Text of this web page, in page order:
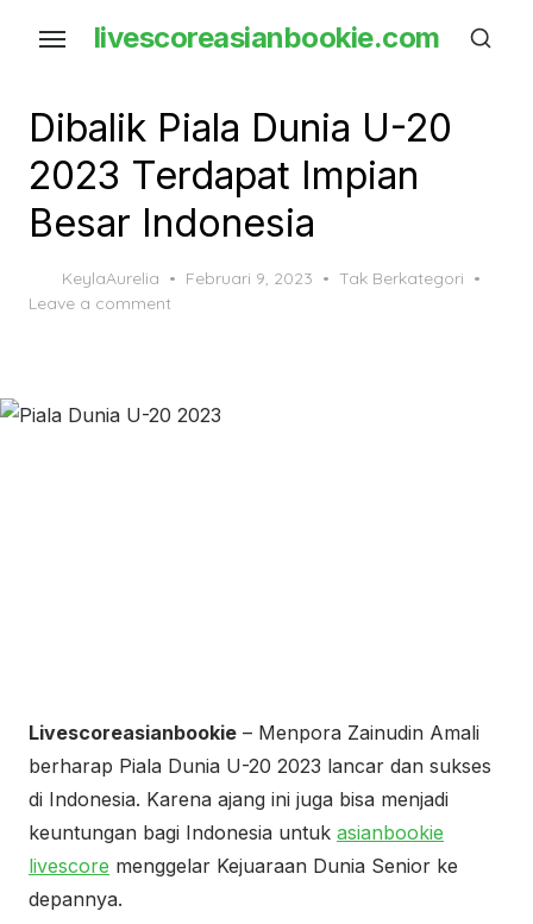
content
livescoreasianbookie.com
Dibalik Piala Dunia U-20
2023 Terdapat Impian
Besar Indonesia
KeylaAurelia
Posted
Februari 9, 2023
Tak Berkategori
Leave a comment
Livescoreasianbookie – Menpora Zainudin Amali
berharap Piala Dunia U-20 2023 lancar dan sukses
di Indonesia. Karena ajang ini juga bisa menjadi
keuntungan bagi Indonesia untuk asianbookie
livescore menggelar Kejuaraan Dunia Senior ke
depannya.